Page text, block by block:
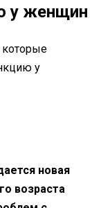
у женщин
новая
возраста